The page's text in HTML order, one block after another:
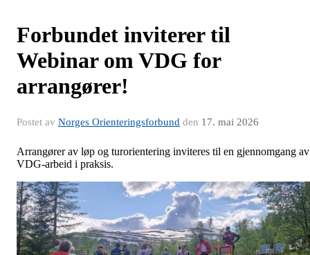
Forbundet inviterer til
Webinar om VDG for
arrangører!
Postet av Norges Orienteringsforbund den 17. mai 2026
Arrangører av løp og turorientering inviteres til en gjennomgang av
VDG-arbeid i praksis.